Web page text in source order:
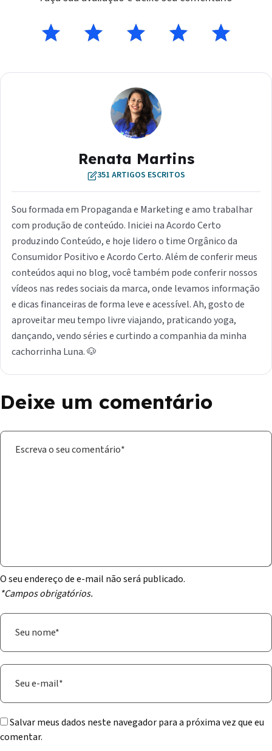
Renata Martins
351 ARTIGOS ESCRITOS
Sou formada em Propaganda e Marketing e amo trabalhar
com produção de conteúdo. Iniciei na Acordo Certo
produzindo Conteúdo, e hoje lidero o time Orgânico da
Consumidor Positivo e Acordo Certo. Além de conferir meus
conteúdos aqui no blog, você também pode conferir nossos
vídeos nas redes sociais da marca, onde levamos informação
e dicas financeiras de forma leve e acessível. Ah, gosto de
aproveitar meu tempo livre viajando, praticando yoga,
dançando, vendo séries e curtindo a companhia da minha
cachorrinha Luna. 🐶
Deixe um comentário
O seu endereço de e-mail não será publicado.
*Campos obrigatórios.
Salvar meus dados neste navegador para a próxima vez que eu
comentar.